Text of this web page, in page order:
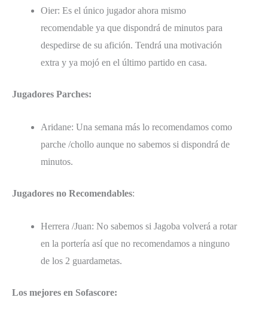
Oier: Es el único jugador ahora mismo
recomendable ya que dispondrá de minutos para
despedirse de su afición. Tendrá una motivación
extra y ya mojó en el último partido en casa.
Jugadores Parches:
Aridane: Una semana más lo recomendamos como
parche /chollo aunque no sabemos si dispondrá de
minutos.
Jugadores no Recomendables:
Herrera /Juan: No sabemos si Jagoba volverá a rotar
en la portería así que no recomendamos a ninguno
de los 2 guardametas.
Los mejores en Sofascore: